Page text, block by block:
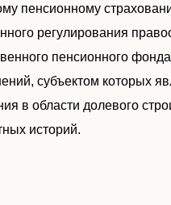
пенсионному
регулирования
пенсионного
субъектом которых
в области долевого
историй.